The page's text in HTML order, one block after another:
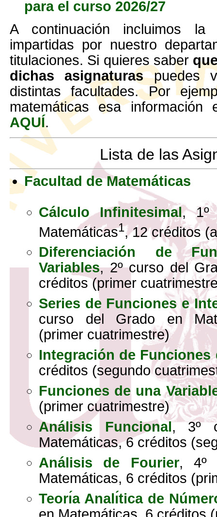
para el curso 2026/27
A continuación incluimos la
impartidas por nuestro
titulaciones. Si quieres saber
dichas asignaturaspuedes
distintas facultades. Por
matemáticas esa información
AQUÍ.
Lista de las
Facultad de Matemáticas
Cálculo Infinitesimal, 1º
Matemáticas1, 12 créditos
Diferenciación de
Variables, 2º curso del
créditos (primer
Series de Funciones e
curso del Grado en
(primer cuatrimestre)
Integración de Funciones
créditos (segundo
Funciones de una
(primer cuatrimestre)
Análisis Funcional, 3º
Matemáticas, 6 créditos
Análisis de Fourier, 4º
Matemáticas, 6 créditos
Teorı́a Analı́tica de